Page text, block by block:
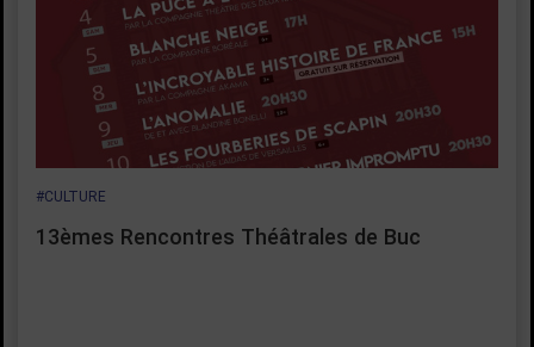
#CULTURE
13èmes Rencontres Théâtrales de Buc